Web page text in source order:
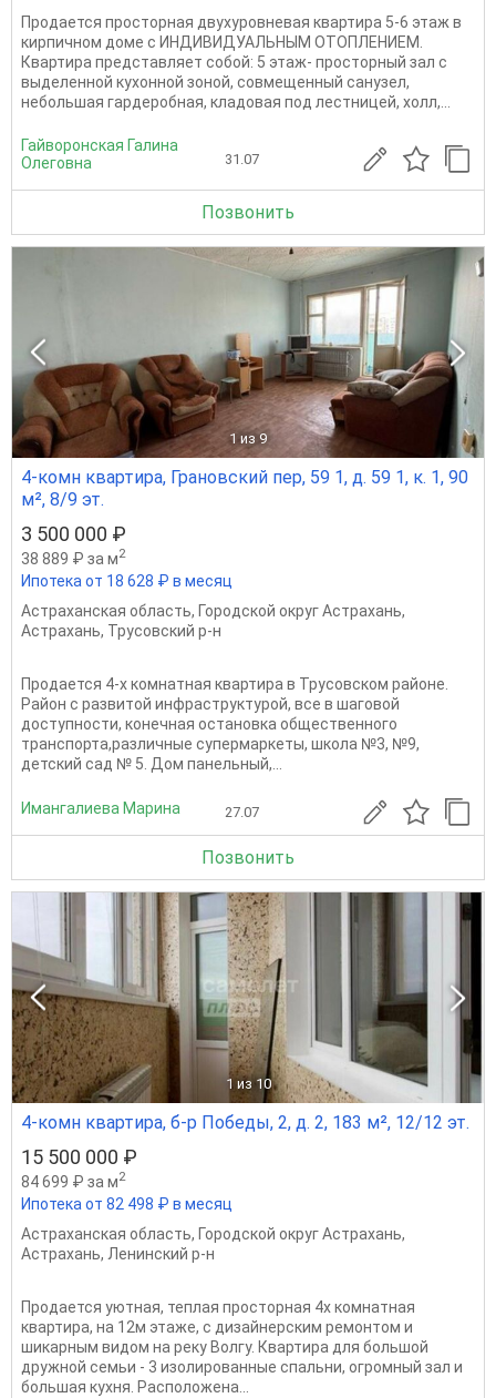
Продается просторная двухуровневая квартира 5-6 этаж в
кирпичном доме с ИНДИВИДУАЛЬНЫМ ОТОПЛЕНИЕМ.
Квартира представляет собой: 5 этаж- просторный зал с
выделенной кухонной зоной, совмещенный санузел,
небольшая гардеробная, кладовая под лестницей, холл,...
Гайворонская Галина
Олеговна
31.07
Позвонить
1 из 9
4-комн квартира, Грановский пер, 59 1, д. 59 1, к. 1, 90
м², 8/9 эт.
3 500 000 ₽
38 889 ₽ за м2
Ипотека от 18 628 ₽ в месяц
Астраханская область, Городской округ Астрахань,
Астрахань, Трусовский р-н
Продается 4-х комнатная квартира в Трусовском районе.
Район с развитой инфраструктурой, все в шаговой
доступности, конечная остановка общественного
транспорта,различные супермаркеты, школа №3, №9,
детский сад № 5. Дом панельный,...
Имангалиева Марина 27.07
Позвонить
1 из 10
4-комн квартира, б-р Победы, 2, д. 2, 183 м², 12/12 эт.
15 500 000 ₽
84 699 ₽ за м2
Ипотека от 82 498 ₽ в месяц
Астраханская область, Городской округ Астрахань,
Астрахань, Ленинский р-н
Продается уютная, теплая просторная 4х комнатная
квартира, на 12м этаже, с дизайнерским ремонтом и
шикарным видом на реку Волгу. Квартира для большой
дружной семьи - 3 изолированные спальни, огромный зал и
большая кухня. Расположена...